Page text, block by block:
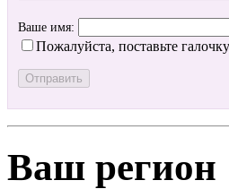
Ваше имя:
Пожалуйста, поставьте
Ваш регион